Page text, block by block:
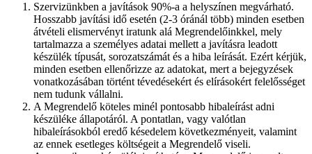
Szervizünkben a javítások 90%-a a helyszínen megvárható.
Hosszabb javítási idő esetén (2-3 óránál több) minden esetben
átvételi elismervényt iratunk alá Megrendelőinkkel, mely
tartalmazza a személyes adatai mellett a javításra leadott
készülék típusát, sorozatszámát és a hiba leírását. Ezért kérjük,
minden esetben ellenőrizze az adatokat, mert a bejegyzések
vonatkozásában történt tévedésekért és elírásokért felelősséget
nem tudunk vállalni.
A Megrendelő köteles minél pontosabb hibaleírást adni
készüléke állapotáról. A pontatlan, vagy valótlan
hibaleírásokból eredő késedelem következményeit, valamint
az ennek esetleges költségeit a Megrendelő viseli.